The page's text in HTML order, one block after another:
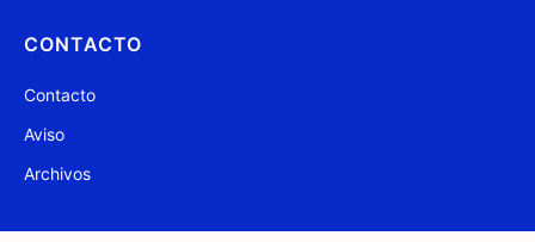
CONTACTO
Contacto
Aviso
Archivos